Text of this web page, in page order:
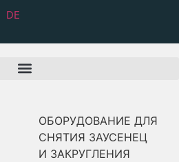
DE
ОБОРУДОВАНИЕ ДЛЯ
СНЯТИЯ ЗАУСЕНЕЦ
И ЗАКРУГЛЕНИЯ